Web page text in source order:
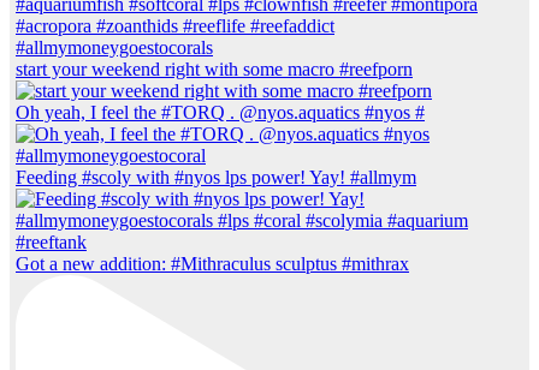
start your weekend right with some macro #reefporn
Oh yeah, I feel the #TORQ . @nyos.aquatics #nyos #
Feeding #scoly with #nyos lps power! Yay! #allmym
Got a new addition: #Mithraculus sculptus #mithrax